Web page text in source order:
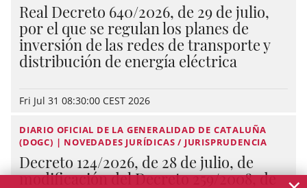
Real Decreto 640/2026, de 29 de julio,
por el que se regulan los planes de
inversión de las redes de transporte y
distribución de energía eléctrica
Fri Jul 31 08:30:00 CEST 2026
DIARIO OFICIAL DE LA GENERALIDAD DE CATALUÑA
(DOGC) | NOVEDADES JURÍDICAS / JURISPRUDENCIA
Decreto 124/2026, de 28 de julio, de
modificación del Decreto 259/2008, de